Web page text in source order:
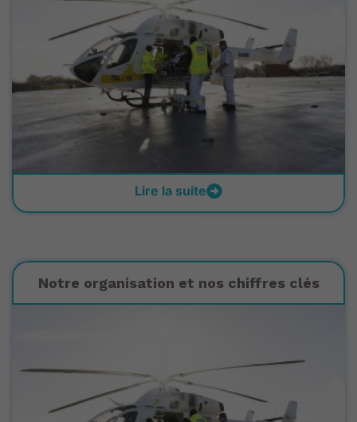
Lire la suite
Notre organisation et nos chiffres clés